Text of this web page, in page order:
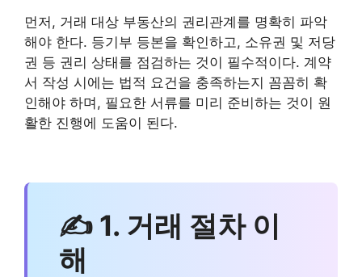
먼저, 거래 대상 부동산의 권리관계를 명확히 파악
해야 한다. 등기부 등본을 확인하고, 소유권 및 저당
권 등 권리 상태를 점검하는 것이 필수적이다. 계약
서 작성 시에는 법적 요건을 충족하는지 꼼꼼히 확
인해야 하며, 필요한 서류를 미리 준비하는 것이 원
활한 진행에 도움이 된다.
✍ 1. 거래 절차 이
해